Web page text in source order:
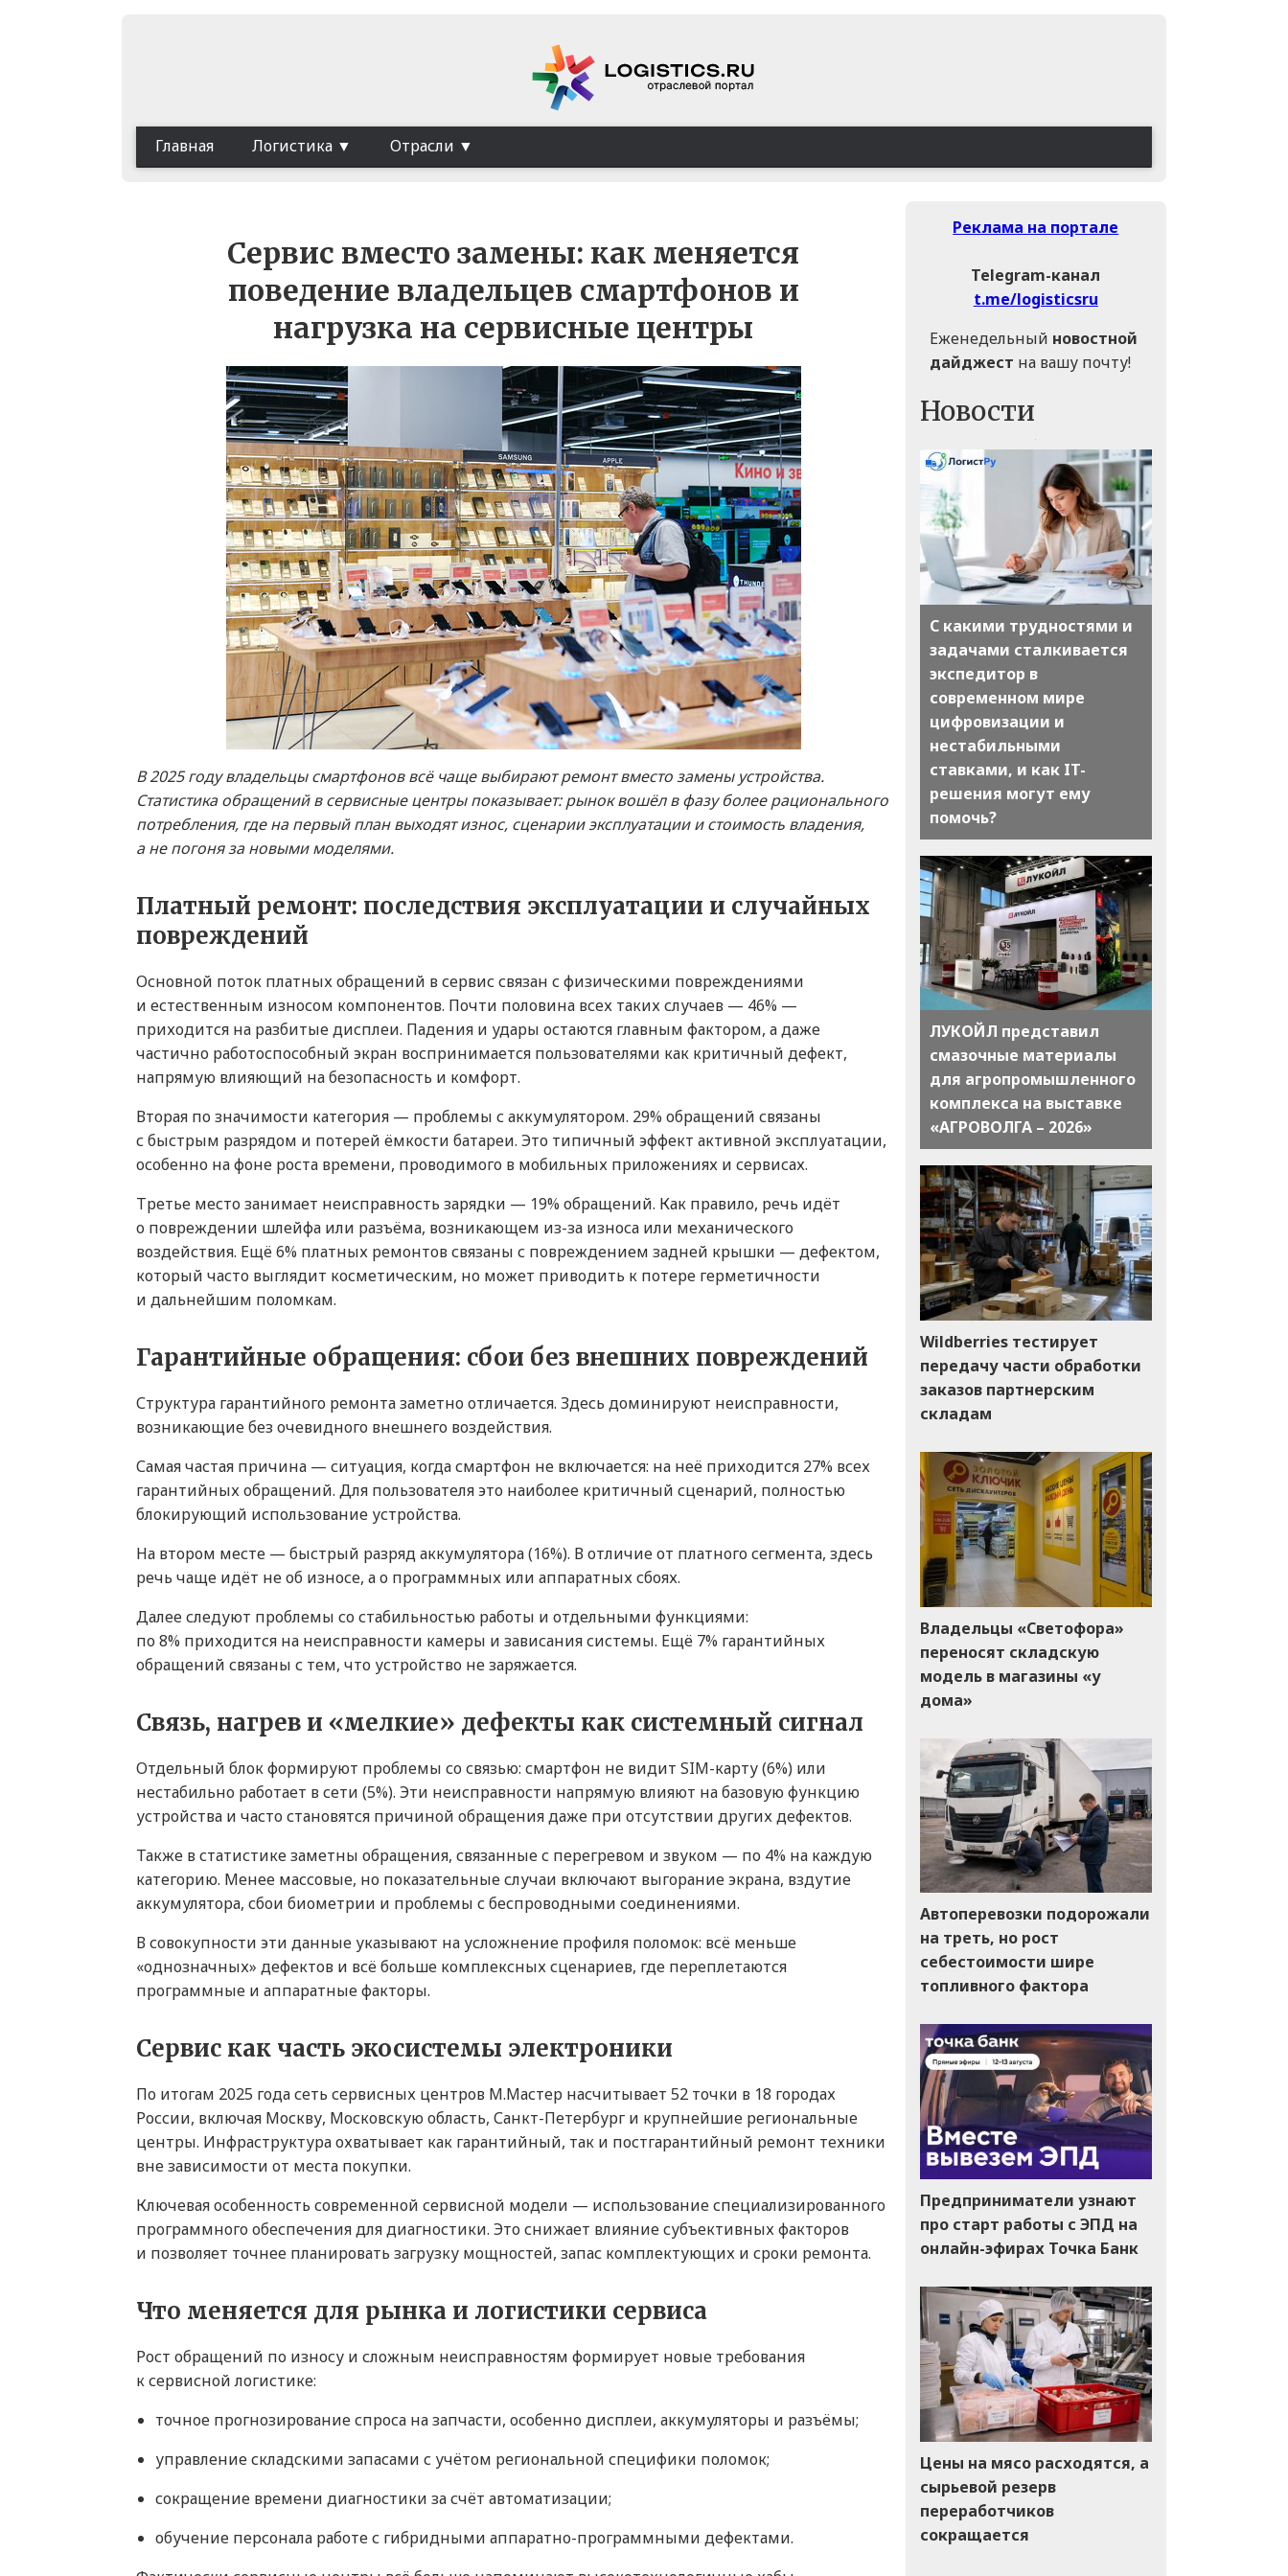
Главная Логистика Отрасли
Сервис вместо замены: как меняется
поведение владельцев смартфонов и
нагрузка на сервисные центры
В 2025 году владельцы смартфонов всё чаще выбирают ремонт вместо замены устройства.
Статистика обращений в сервисные центры показывает: рынок вошёл в фазу более рационального
потребления, где на первый план выходят износ, сценарии эксплуатации и стоимость владения,
а не погоня за новыми моделями.
Платный ремонт: последствия эксплуатации и случайных
повреждений
Основной поток платных обращений в сервис связан с физическими повреждениями
и естественным износом компонентов. Почти половина всех таких случаев — 46% —
приходится на разбитые дисплеи. Падения и удары остаются главным фактором, а даже
частично работоспособный экран воспринимается пользователями как критичный дефект,
напрямую влияющий на безопасность и комфорт.
Вторая по значимости категория — проблемы с аккумулятором. 29% обращений связаны
с быстрым разрядом и потерей ёмкости батареи. Это типичный эффект активной эксплуатации,
особенно на фоне роста времени, проводимого в мобильных приложениях и сервисах.
Третье место занимает неисправность зарядки — 19% обращений. Как правило, речь идёт
о повреждении шлейфа или разъёма, возникающем из-за износа или механического
воздействия. Ещё 6% платных ремонтов связаны с повреждением задней крышки — дефектом,
который часто выглядит косметическим, но может приводить к потере герметичности
и дальнейшим поломкам.
Гарантийные обращения: сбои без внешних повреждений
Структура гарантийного ремонта заметно отличается. Здесь доминируют неисправности,
возникающие без очевидного внешнего воздействия.
Самая частая причина — ситуация, когда смартфон не включается: на неё приходится 27% всех
гарантийных обращений. Для пользователя это наиболее критичный сценарий, полностью
блокирующий использование устройства.
На втором месте — быстрый разряд аккумулятора (16%). В отличие от платного сегмента, здесь
речь чаще идёт не об износе, а о программных или аппаратных сбоях.
Далее следуют проблемы со стабильностью работы и отдельными функциями:
по 8% приходится на неисправности камеры и зависания системы. Ещё 7% гарантийных
обращений связаны с тем, что устройство не заряжается.
Связь, нагрев и «мелкие» дефекты как системный сигнал
Отдельный блок формируют проблемы со связью: смартфон не видит SIM-карту (6%) или
нестабильно работает в сети (5%). Эти неисправности напрямую влияют на базовую функцию
устройства и часто становятся причиной обращения даже при отсутствии других дефектов.
Также в статистике заметны обращения, связанные с перегревом и звуком — по 4% на каждую
категорию. Менее массовые, но показательные случаи включают выгорание экрана, вздутие
аккумулятора, сбои биометрии и проблемы с беспроводными соединениями.
В совокупности эти данные указывают на усложнение профиля поломок: всё меньше
«однозначных» дефектов и всё больше комплексных сценариев, где переплетаются
программные и аппаратные факторы.
Сервис как часть экосистемы электроники
По итогам 2025 года сеть сервисных центров М.Мастер насчитывает 52 точки в 18 городах
России, включая Москву, Московскую область, Санкт-Петербург и крупнейшие региональные
центры. Инфраструктура охватывает как гарантийный, так и постгарантийный ремонт техники
вне зависимости от места покупки.
Ключевая особенность современной сервисной модели — использование специализированного
программного обеспечения для диагностики. Это снижает влияние субъективных факторов
и позволяет точнее планировать загрузку мощностей, запас комплектующих и сроки ремонта.
Что меняется для рынка и логистики сервиса
Рост обращений по износу и сложным неисправностям формирует новые требования
к сервисной логистике:
точное прогнозирование спроса на запчасти, особенно дисплеи, аккумуляторы и разъёмы;
управление складскими запасами с учётом региональной специфики поломок;
сокращение времени диагностики за счёт автоматизации;
обучение персонала работе с гибридными аппаратно-программными дефектами.
Реклама на портале
Telegram-канал
t.me/logisticsru
Еженедельный новостной
дайджест на вашу почту!
Новости
С какими трудностями и
задачами сталкивается
экспедитор в
современном мире
цифровизации и
нестабильными
ставками, и как IT-
решения могут ему
помочь?
ЛУКОЙЛ представил
смазочные материалы
для агропромышленного
комплекса на выставке
«АГРОВОЛГА – 2026»
Wildberries тестирует
передачу части обработки
заказов партнерским
складам
Владельцы «Светофора»
переносят складскую
модель в магазины «у
дома»
Автоперевозки подорожали
на треть, но рост
себестоимости шире
топливного фактора
Предприниматели узнают
про старт работы с ЭПД на
онлайн-эфирах Точка Банк
Цены на мясо расходятся, а
сырьевой резерв
переработчиков
сокращается